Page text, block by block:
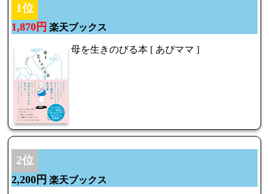
1位
1,870円 楽天ブックス
母を生きのびる本 [ あぴママ ]
2位
2,200円 楽天ブックス